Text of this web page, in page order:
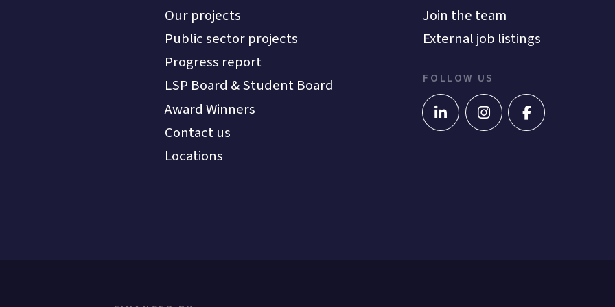
Our projects
Public sector projects
Progress report
LSP Board & Student Board
Award Winners
Contact us
Locations
Join the team
External job listings
FOLLOW US